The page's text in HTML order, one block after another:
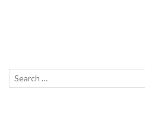
Recherche